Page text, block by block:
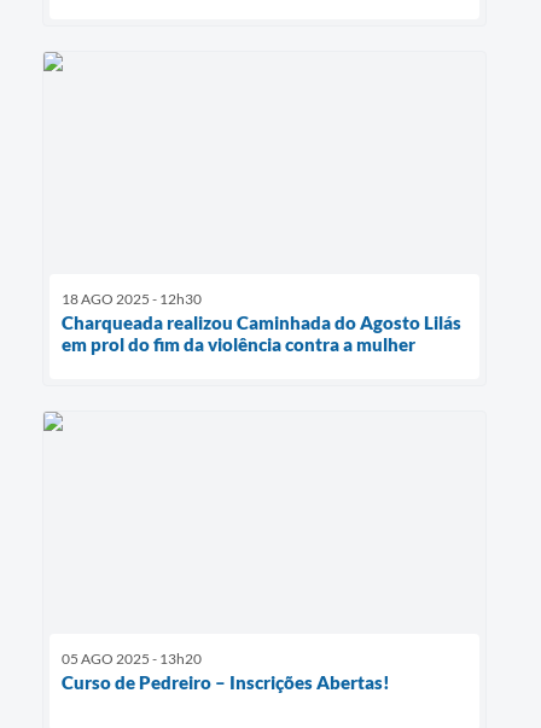
18 AGO 2025 - 12h30
Charqueada realizou Caminhada do Agosto Lilás
em prol do fim da violência contra a mulher
05 AGO 2025 - 13h20
Curso de Pedreiro – Inscrições Abertas!